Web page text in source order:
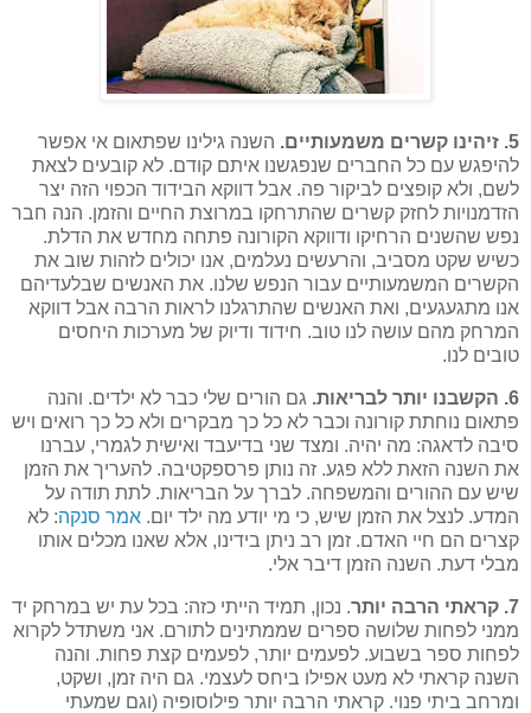
5. זיהינו קשרים משמעותיים.
השנה גילינו שפתאום אי אפשר
להיפגש עם כל החברים שנפגשנו איתם קודם. לא קובעים לצאת
לשם, ולא קופצים לביקור פה. אבל דווקא הבידוד הכפוי הזה יצר
הזדמנויות לחזק קשרים שהתרחקו במרוצת החיים והזמן. הנה חבר
נפש שהשנים הרחיקו ודווקא הקורונה פתחה מחדש את הדלת.
כשיש שקט מסביב, והרעשים נעלמים, אנו יכולים לזהות שוב את
הקשרים המשמעותיים עבור הנפש שלנו. את האנשים שבלעדיהם
אנו מתגעגעים, ואת האנשים שהתרגלנו לראות הרבה אבל דווקא
המרחק מהם עושה לנו טוב. חידוד ודיוק של מערכות היחסים
טובים לנו.
6. הקשבנו יותר לבריאות.
גם הורים שלי כבר לא ילדים. והנה
פתאום נוחתת קורונה וכבר לא כל כך מבקרים ולא כל כך רואים ויש
סיבה לדאגה: מה יהיה. ומצד שני בדיעבד ואישית לגמרי, עברנו
את השנה הזאת ללא פגע. זה נותן פרספקטיבה. להעריך את הזמן
שיש עם ההורים והמשפחה. לברך על הבריאות. לתת תודה על
המדע. לנצל את הזמן שיש, כי מי יודע מה ילד יום. אמר סנקה: לא
קצרים הם חיי האדם. זמן רב ניתן בידינו, אלא שאנו מכלים אותו
מבלי דעת. השנה הזמן דיבר אלי.
7. קראתי הרבה יותר
. נכון, תמיד הייתי כזה: בכל עת יש במרחק יד
ממני לפחות שלושה ספרים שממתינים לתורם. אני משתדל לקרוא
לפחות ספר בשבוע. לפעמים יותר, לפעמים קצת פחות. והנה
השנה קראתי לא מעט אפילו ביחס לעצמי. גם היה זמן, ושקט,
ומרחב ביתי פנוי. קראתי הרבה יותר פילוסופיה (וגם שמעתי